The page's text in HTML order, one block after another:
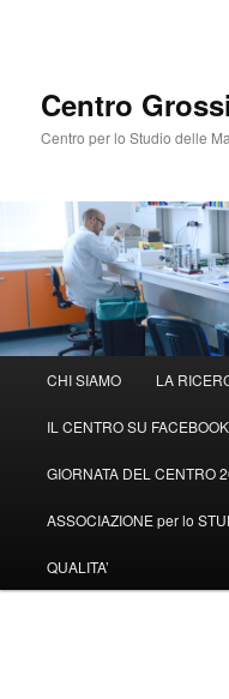
Centro
Centro per lo Studio delle
principale
Vai
al
contenuto
CHI SIAMO LA
IL CENTRO SU FACEBOOK
GIORNATA DEL CENTRO
ASSOCIAZIONE per lo
QUALITA’